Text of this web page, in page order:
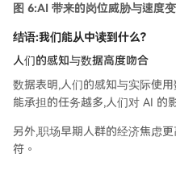
图 6:AI 带来的岗位威胁与速度
结语:我们能从中读到什么?
人们的感知与数据高度吻合
数据表明,人们的感知与实际使
能承担的任务越多,人们对 AI 的
另外,职场早期人群的经济焦虑
符。